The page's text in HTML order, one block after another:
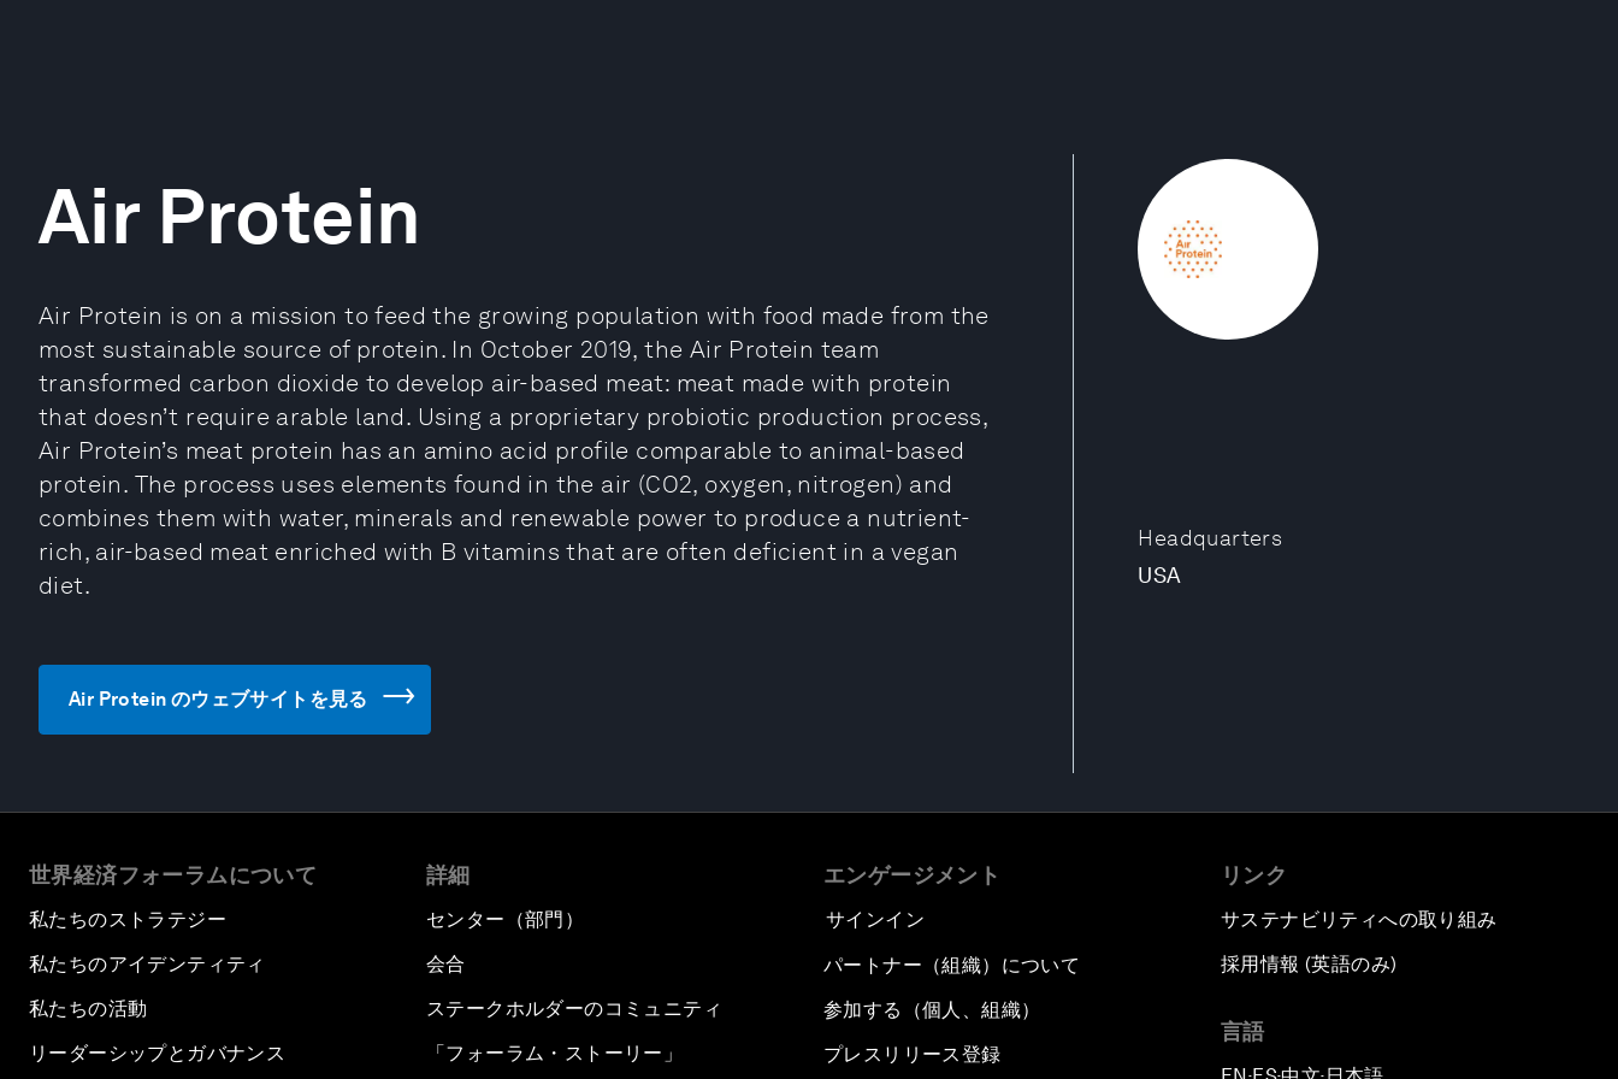
Headquarters
USA
Air Protein
Air Protein is on a mission to feed the growing population with food made from the
most sustainable source of protein. In October 2019, the Air Protein team
transformed carbon dioxide to develop air-based meat: meat made with protein
that doesn’t require arable land. Using a proprietary probiotic production process,
Air Protein’s meat protein has an amino acid profile comparable to animal-based
protein. The process uses elements found in the air (CO2, oxygen, nitrogen) and
combines them with water, minerals and renewable power to produce a nutrient-
rich, air-based meat enriched with B vitamins that are often deficient in a vegan
diet.
Air Protein のウェブサイトを見る
世界経済フォーラムについて
私たちのストラテジー
私たちのアイデンティティ
私たちの活動
リーダーシップとガバナンス
詳細
センター（部門）
会合
ステークホルダーのコミュニティ
「フォーラム・ストーリー」
エンゲージメント
サインイン
パートナー（組織）について
参加する（個人、組織）
プレスリリース登録
リンク
サステナビリティへの取り組み
採用情報 (英語のみ)
言語
▪ ▪ ▪